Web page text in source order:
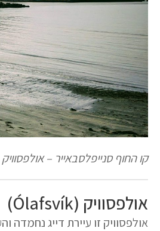
קו החוף סנייפלסבאייר –
אולפסוויק (Ólafsvík)
אולפסוויק זו עיירת דייג נחמדה